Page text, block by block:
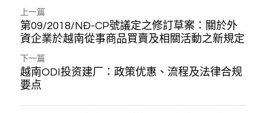
上一篇
第09/2018/NĐ-CP號議定之修訂草案：關於外
資企業於越南從事商品買賣及相關活動之新規定
下一篇
越南ODI投资建厂：政策优惠、流程及法律合规
要点